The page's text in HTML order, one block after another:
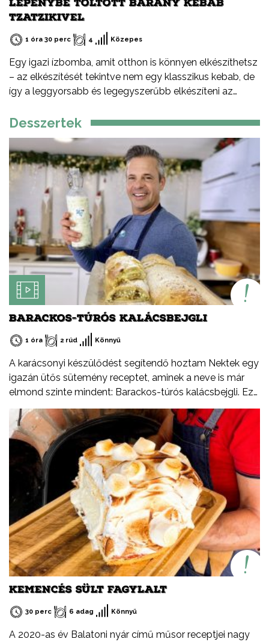
TZATZIKIVEL
1 óra 30 perc 4 Közepes
Egy igazi ízbomba, amit otthon is könnyen elkészíthetsz
– az elkészítését tekintve nem egy klasszikus kebab, de
így a leggyorsabb és legegyszerűbb elkészíteni az
érdemes bárányhúst választani? Kiváló minőségű,
vitamin-tartalmú. Gazdag íze és lágy textúrája
különlegessé teszi az ételeket. Prémium alapanyag,
amely az egyik legfenntarthatóbb forrásból származik.
Desszertek
BARACKOS-TÚRÓS KALÁCSBEJGLI
1 óra 2 rúd Könnyű
A karácsonyi készülődést segítendő hoztam Nektek egy
igazán ütős sütemény receptet, aminek a neve is már
elmond szinte mindent: Barackos-túrós kalácsbejgli. Ez
nem tévedés, a kalács puhaságát ötvöztem a bejgli
omlósságával, valamint a baracklekvár és rögös túró
ízvilágával. Tudtátok, hogy a rögös túró egy igazi,
magyar specialitás? Jellegzetes íze és állaga különbözik
a más országokban kapható verzióktól, ebben a
formában csak Magyarországon létezik. Ezúton
szeretném felhívni a figyelmetek a Tejszív emblémára is,
ami nem egy márka, hanem a Tej Terméktanács
védjegye. Ha egy tejtermék csomagolásán látod, biztos
lehetsz benne, hogy magyar termék, csak és kizárólag
tejből vagy annak melléktermékeiből készült (író, savó).
KEMENCÉS SÜLT FAGYLALT
30 perc 6 adag Könnyű
A 2020-as év Balatoni nyár című műsor receptjei nagy